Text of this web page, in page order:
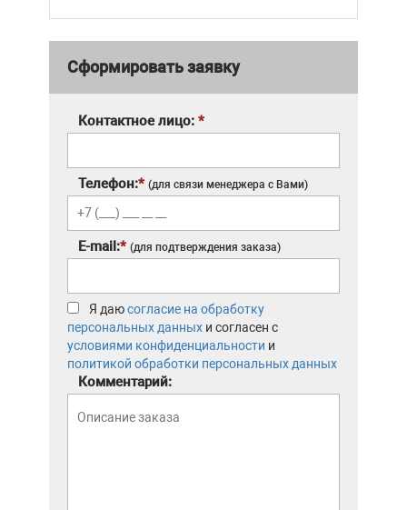
Сформировать заявку
Контактное лицо: *
Телефон:* (для связи менеджера с Вами)
E-mail:* (для подтверждения заказа)
Я даюсогласие на обработку
персональных данных и согласен с
условиями конфиденциальности и
политикой обработки персональных данных
Комментарий: